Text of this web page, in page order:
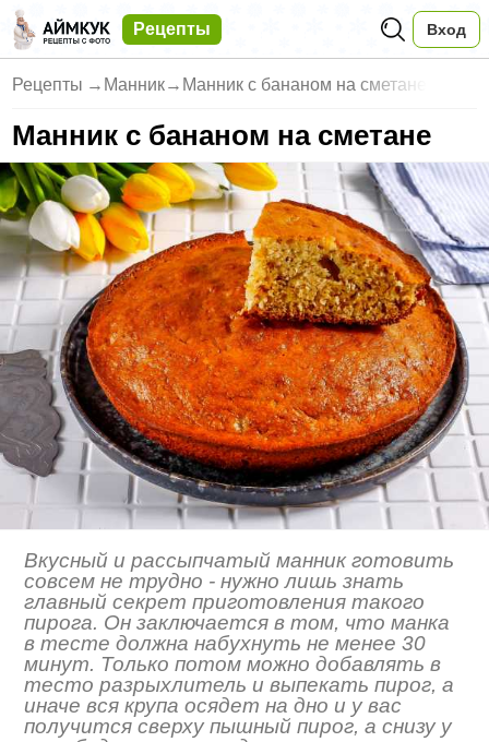
Рецепты Вход
Рецепты → Манник→ Манник с бананом на сметане
Манник с бананом на сметане
Вкусный и рассыпчатый манник готовить
совсем не трудно - нужно лишь знать
главный секрет приготовления такого
пирога. Он заключается в том, что манка
в тесте должна набухнуть не менее 30
минут. Только потом можно добавлять в
тесто разрыхлитель и выпекать пирог, а
иначе вся крупа осядет на дно и у вас
получится сверху пышный пирог, а снизу у